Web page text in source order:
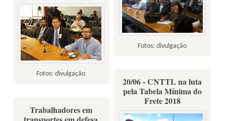
Fotos: divulgação
Fotos: divulgação
20/06 - CNTTL na luta
pela Tabela Mínima do
Frete 2018
Trabalhadores em